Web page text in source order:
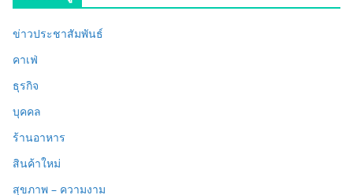
ข่าวประชาสัมพันธ์
คาเฟ่
ธุรกิจ
บุคคล
ร้านอาหาร
สินค้าใหม่
สุขภาพ – ความงาม